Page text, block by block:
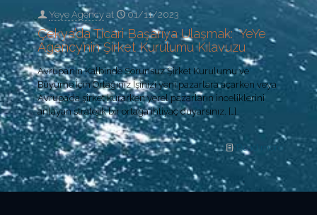
Yeye Agency at 01/11/2023
Çekya’da Ticari Başarıya Ulaşmak: YeYe
Agency’nin Şirket Kurulumu Kılavuzu
Avrupa’nın Kalbinde Sorunsuz Şirket Kurulumu ve
Büyüme İçin Ortağınız İşinizi yeni pazarlara açarken veya
Avrupa’da şirket kurarken yerel pazarların inceliklerini
anlayan stratejik bir ortağa ihtiyaç duyarsınız. […]
Read more